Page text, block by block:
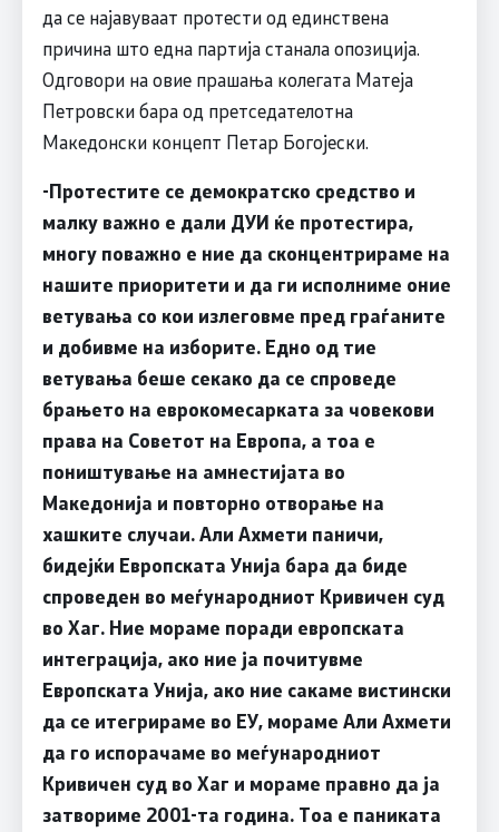
да се најавуваат протести од единствена
причина што една партија станала опозиција.
Одговори на овие прашања колегата Матеја
Петровски бара од претседателотна
Македонски концепт Петар Богојески.
-Протестите се демократско средство и
малку важно е дали ДУИ ќе протестира,
многу поважно е ние да сконцентрираме на
нашите приоритети и да ги исполниме оние
ветувања со кои излеговме пред граѓаните
и добивме на изборите. Едно од тие
ветувања беше секако да се спроведе
брањето на еврокомесарката за човекови
права на Советот на Европа, а тоа е
поништување на амнестијата во
Македонија и повторно отворање на
хашките случаи. Али Ахмети паничи,
бидејќи Европската Унија бара да биде
спроведен во меѓународниот Кривичен суд
во Хаг. Ние мораме поради европската
интеграција, ако ние ја почитувме
Европската Унија, ако ние сакаме вистински
да се итегрираме во ЕУ, мораме Али Ахмети
да го испорачаме во меѓународниот
Кривичен суд во Хаг и мораме правно да ја
затвориме 2001-та година. Тоа е паниката